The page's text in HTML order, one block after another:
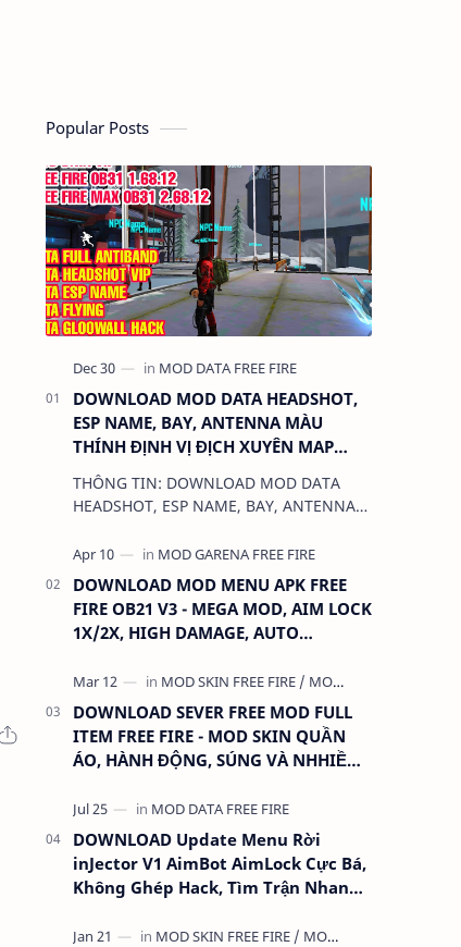
Popular Posts
DOWNLOAD MOD DATA HEADSHOT,
ESP NAME, BAY, ANTENNA MÀU
THÍNH ĐỊNH VỊ ĐỊCH XUYÊN MAP
CHO FREE FIRE OB31 1.68.12/2.68.12
MỚI NHẤT - KHÔNG KHÓA NICK
THÔNG TIN: DOWNLOAD MOD DATA
HEADSHOT, ESP NAME, BAY, ANTENNA
CHO FREE FIRE OB31 1.68.12/2.68.12
MỚI NHẤT - KHÔN…
DOWNLOAD MOD MENU APK FREE
FIRE OB21 V3 - MEGA MOD, AIM LOCK
1X/2X, HIGH DAMAGE, AUTO
DOWNLOAD SEVER FREE MOD FULL
ITEM FREE FIRE - MOD SKIN QUẦN
ÁO, HÀNH ĐỘNG, SÚNG VÀ NHHIỀU
DOWNLOAD Update Menu Rời
inJector V1 AimBot AimLock Cực Bá,
Không Ghép Hack, Tìm Trận Nhanh,